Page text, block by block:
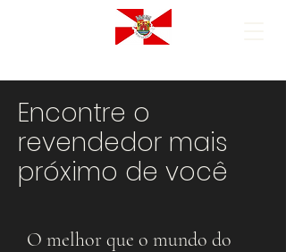
Encontre o
revendedor mais
próximo de você
O melhor que o mundo do